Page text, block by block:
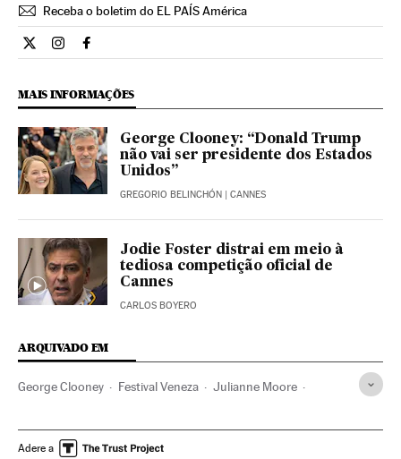
Receba o boletim do EL PAÍS América
Cultura El País Brasil en Twitter
Cultura El País Brasil en Instagram
Cultura El País Brasil en Facebook
MAIS INFORMAÇÕES
George Clooney: “Donald Trump
não vai ser presidente dos Estados
Unidos”
GREGORIO BELINCHÓN | CANNES
Jodie Foster distrai em meio à
tediosa competição oficial de
Cannes
CARLOS BOYERO
ARQUIVADO EM
George Clooney Festival Veneza Julianne Moore
Donald Trump Festivais cinema
Adere a